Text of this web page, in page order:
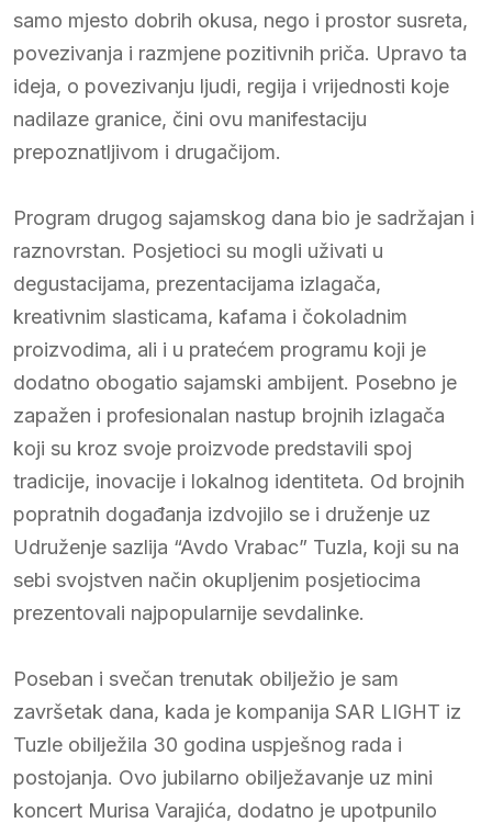
samo mjesto dobrih okusa, nego i prostor susreta,
povezivanja i razmjene pozitivnih priča. Upravo ta
ideja, o povezivanju ljudi, regija i vrijednosti koje
nadilaze granice, čini ovu manifestaciju
prepoznatljivom i drugačijom.
Program drugog sajamskog dana bio je sadržajan i
raznovrstan. Posjetioci su mogli uživati u
degustacijama, prezentacijama izlagača,
kreativnim slasticama, kafama i čokoladnim
proizvodima, ali i u pratećem programu koji je
dodatno obogatio sajamski ambijent. Posebno je
zapažen i profesionalan nastup brojnih izlagača
koji su kroz svoje proizvode predstavili spoj
tradicije, inovacije i lokalnog identiteta. Od brojnih
popratnih događanja izdvojilo se i druženje uz
Udruženje sazlija “Avdo Vrabac” Tuzla, koji su na
sebi svojstven način okupljenim posjetiocima
prezentovali najpopularnije sevdalinke.
Poseban i svečan trenutak obilježio je sam
završetak dana, kada je kompanija SAR LIGHT iz
Tuzle obilježila 30 godina uspješnog rada i
postojanja. Ovo jubilarno obilježavanje uz mini
koncert Murisa Varajića, dodatno je upotpunilo